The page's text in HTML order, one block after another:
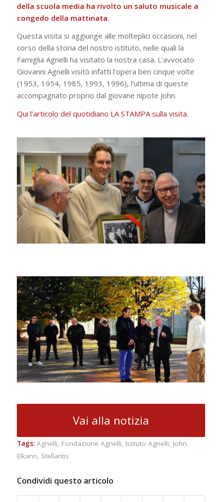
della scuola media ha rivolto un saluto musicale a
congedo della mattinata.
Questa visita si aggiunge alle molteplici occasioni, nel
corso della storia del nostro istituto, nelle quali la
Famiglia Agnelli ha visitato la nostra casa. L’avvocato
Giovanni Agnelli visitò infatti l’opera ben cinque volte
(1953, 1954, 1985, 1993, 1996), l’ultima di queste
accompagnato proprio dal giovane nipote John.
Qui l’articolo del quotidiano LA STAMPA sulla visita.
Vai alla notizia
Tags: Agnelli, Fondazione Agnelli, Istituto Agnelli, John
Elkann, Stellantis
Condividi questo articolo